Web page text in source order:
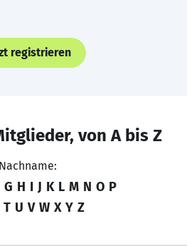
registrieren
von A bis Z
Nachname:
G H I J K L M N O P
T U V W X Y Z